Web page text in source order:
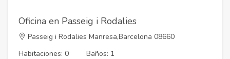
Oficina en Passeig i Rodalies
Passeig i Rodalies Manresa,Barcelona 08660
Habitaciones: 0
Baños: 1